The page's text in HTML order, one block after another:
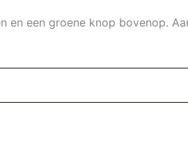
en een groene knop bovenop.